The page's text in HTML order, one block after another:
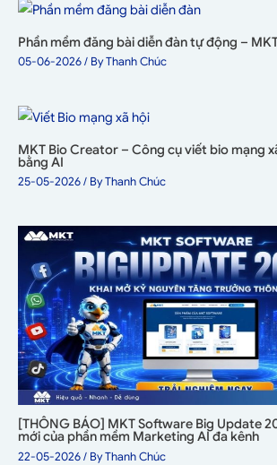
Phần mềm đăng bài diễn đàn tự động –
05-06-2026/ ByThanh Chúc
MKT Bio Creator – Công cụ viết bio mạng
bằng AI
25-05-2026/ ByThanh Chúc
[THÔNG BÁO] MKT Software Big Update
mới của phần mềm Marketing AI đa kênh
22-05-2026/ ByThanh Chúc